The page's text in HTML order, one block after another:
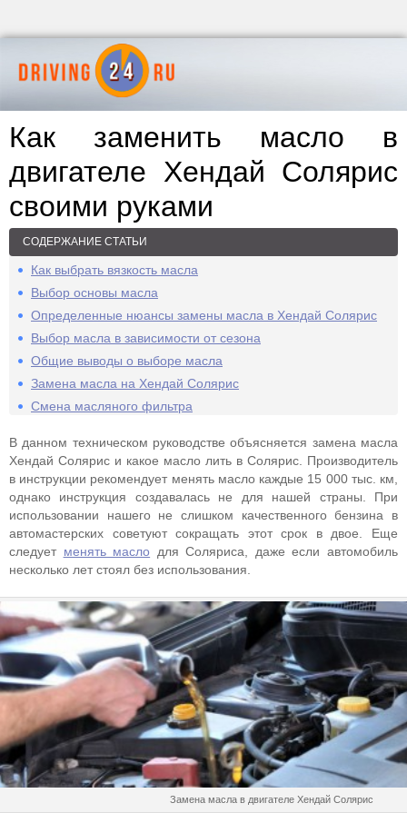
Как заменить масло в
двигателе Хендай Солярис
своими руками
СОДЕРЖАНИЕ СТАТЬИ
Как выбрать вязкость масла
Выбор основы масла
Определенные нюансы замены масла в Хендай Солярис
Выбор масла в зависимости от сезона
Общие выводы о выборе масла
Замена масла на Хендай Солярис
Смена масляного фильтра
В данном техническом руководстве объясняется замена масла
Хендай Солярис и какое масло лить в Солярис. Производитель
в инструкции рекомендует менять масло каждые 15 000 тыс. км,
однако инструкция создавалась не для нашей страны. При
использовании нашего не слишком качественного бензина в
автомастерских советуют сокращать этот срок в двое. Еще
следует менять масло для Соляриса, даже если автомобиль
несколько лет стоял без использования.
Замена масла в двигателе Хендай Солярис